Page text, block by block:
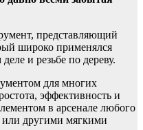
представляющий
широко применялся
и резьбе по дереву.
для многих
эффективность и
в арсенале любого
или другими мягкими